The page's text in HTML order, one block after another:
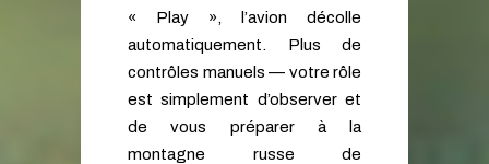
« Play », l’avion décolle
automatiquement. Plus de
contrôles manuels — votre rôle
est simplement d’observer et
de vous préparer à la
montagne russe de